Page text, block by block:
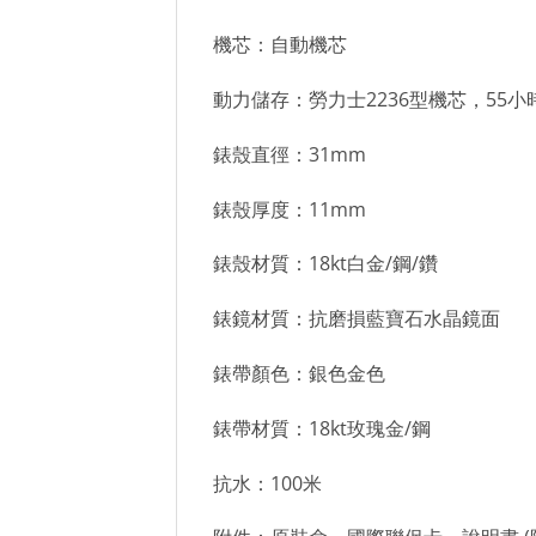
機芯：自動機芯
動力儲存：勞力士2236型機芯，55小
錶殼直徑：31mm
錶殼厚度：11mm
錶殼材質：18kt白金/鋼/鑽
錶鏡材質：抗磨損藍寶石水晶鏡面
錶帶顏色：銀色金色
錶帶材質：18kt玫瑰金/鋼
抗水：100米